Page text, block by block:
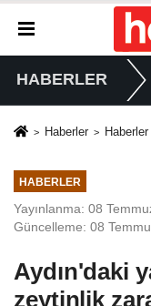
HABERLER
Haberler Haberler
HABERLER
Yayınlanma: 08
Güncelleme: 08
Aydın'daki
zeytinlik